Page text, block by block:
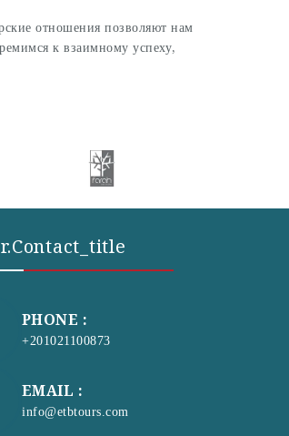
отношения позволяют нам
к взаимному успеху,
PHONE :
+201021100873
EMAIL :
info@etbtours.com